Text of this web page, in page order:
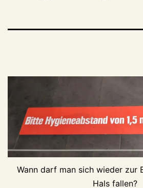
Wann darf man sich wieder zur
Hals fallen?